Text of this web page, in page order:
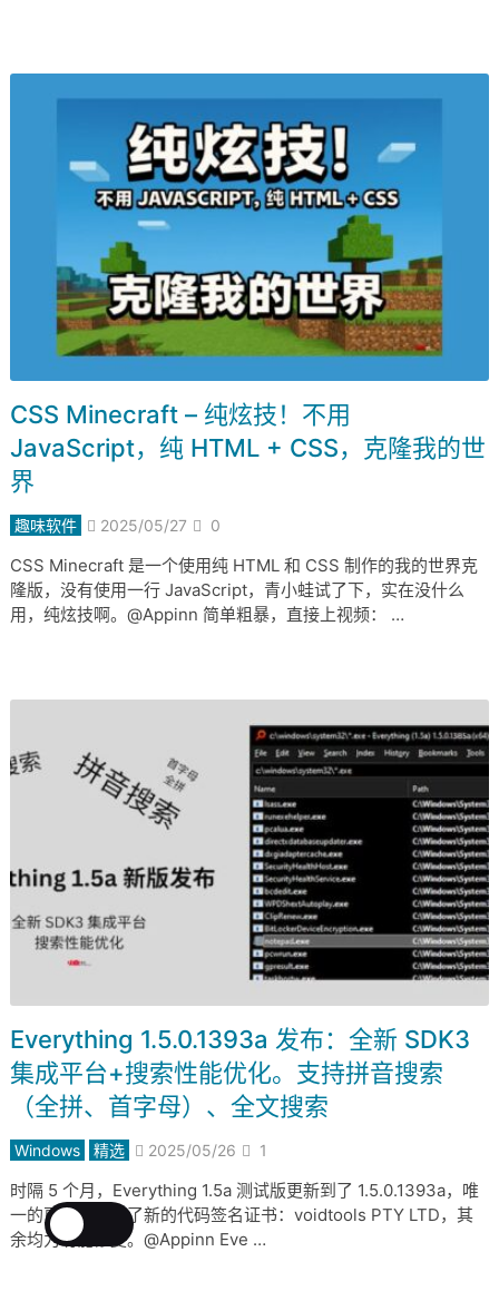
CSS Minecraft – 纯炫技！不用
JavaScript，纯 HTML + CSS，克隆我的世
界
趣味软件 2025/05/27 0
CSS Minecraft 是一个使用纯 HTML 和 CSS 制作的我的世界克
隆版，没有使用一行 JavaScript，青小蛙试了下，实在没什么
用，纯炫技啊。@Appinn 简单粗暴，直接上视频： …
Everything 1.5.0.1393a 发布：全新 SDK3
集成平台+搜索性能优化。支持拼音搜索
（全拼、首字母）、全文搜索
Windows 精选 2025/05/26 1
时隔 5 个月，Everything 1.5a 测试版更新到了 1.5.0.1393a，唯
一的更新是添加了新的代码签名证书：voidtools PTY LTD，其
余均为功能修复。@Appinn Eve …